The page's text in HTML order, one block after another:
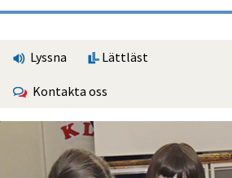
Lyssna Lättläst
Kontakta oss